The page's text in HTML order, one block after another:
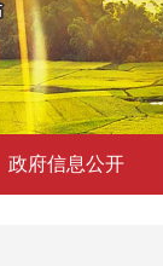
政府信息公开